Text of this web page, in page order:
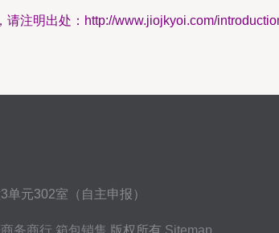
请注明出处：http://www.jiojkyoi.com/
元302室（自主申报）
务商行 箱包销售 版权所有 Sitemap